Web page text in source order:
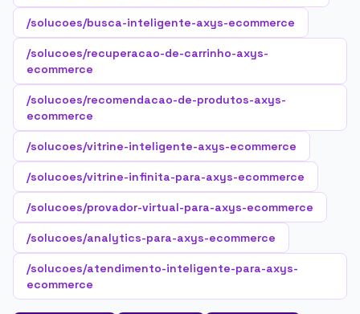
/solucoes/busca-inteligente-axys-ecommerce
/solucoes/recuperacao-de-carrinho-axys-
ecommerce
/solucoes/recomendacao-de-produtos-axys-
ecommerce
/solucoes/vitrine-inteligente-axys-ecommerce
/solucoes/vitrine-infinita-para-axys-ecommerce
/solucoes/provador-virtual-para-axys-ecommerce
/solucoes/analytics-para-axys-ecommerce
/solucoes/atendimento-inteligente-para-axys-
ecommerce